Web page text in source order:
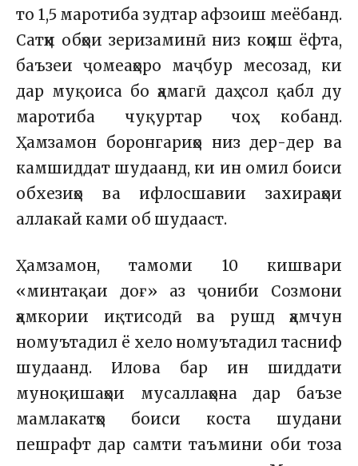
то 1,5 маротиба зудтар афзоиш меёбанд.
Сатҳи обҳои зеризаминӣ низ коҳиш ёфта,
баъзеи ҷомеаҳоро маҷбур месозад, ки
дар муқоиса бо ҳамагӣ даҳ сол қабл ду
маротиба чуқуртар чоҳ кобанд.
Ҳамзамон боронгариҳо низ дер-дер ва
камшиддат шудаанд, ки ин омил боиси
обхезиҳо ва ифлосшавии захираҳои
аллакай ками об шудааст.
Ҳамзамон, тамоми 10 кишвари
«минтақаи доғ» аз ҷониби Созмони
ҳамкории иқтисодӣ ва рушд ҳамчун
номуътадил ё хело номуътадил тасниф
шудаанд. Илова бар ин шиддати
муноқишаҳои мусаллаҳона дар баъзе
мамлакатҳо боиси коста шудани
пешрафт дар самти таъмини оби тоза